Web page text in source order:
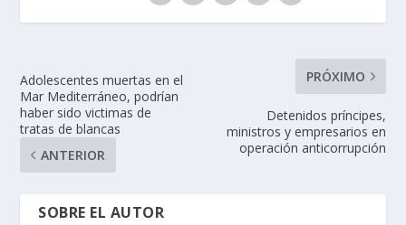
Adolescentes muertas en el
Mar Mediterráneo, podrían
haber sido victimas de
tratas de blancas
ANTERIOR
PRÓXIMO
Detenidos príncipes,
ministros y empresarios en
operación anticorrupción
SOBRE EL AUTOR